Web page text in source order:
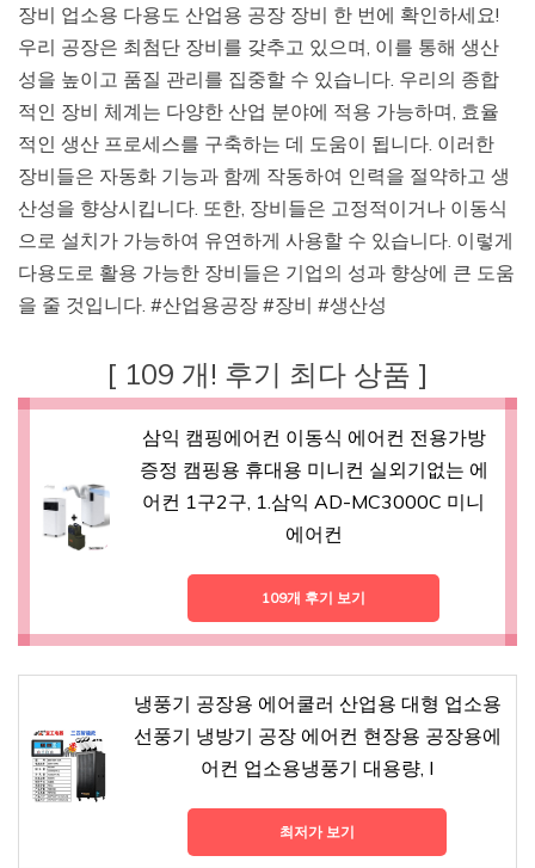
장비 업소용 다용도 산업용 공장 장비 한 번에 확인하세요!
우리 공장은 최첨단 장비를 갖추고 있으며, 이를 통해 생산
성을 높이고 품질 관리를 집중할 수 있습니다. 우리의 종합
적인 장비 체계는 다양한 산업 분야에 적용 가능하며, 효율
적인 생산 프로세스를 구축하는 데 도움이 됩니다. 이러한
장비들은 자동화 기능과 함께 작동하여 인력을 절약하고 생
산성을 향상시킵니다. 또한, 장비들은 고정적이거나 이동식
으로 설치가 가능하여 유연하게 사용할 수 있습니다. 이렇게
다용도로 활용 가능한 장비들은 기업의 성과 향상에 큰 도움
을 줄 것입니다. #산업용공장 #장비 #생산성
[ 109 개! 후기 최다 상품 ]
삼익 캠핑에어컨 이동식 에어컨 전용가방
증정 캠핑용 휴대용 미니컨 실외기없는 에
어컨 1구2구, 1.삼익 AD-MC3000C 미니
에어컨
109개 후기 보기
냉풍기 공장용 에어쿨러 산업용 대형 업소용
선풍기 냉방기 공장 에어컨 현장용 공장용에
어컨 업소용냉풍기 대용량, I
최저가 보기